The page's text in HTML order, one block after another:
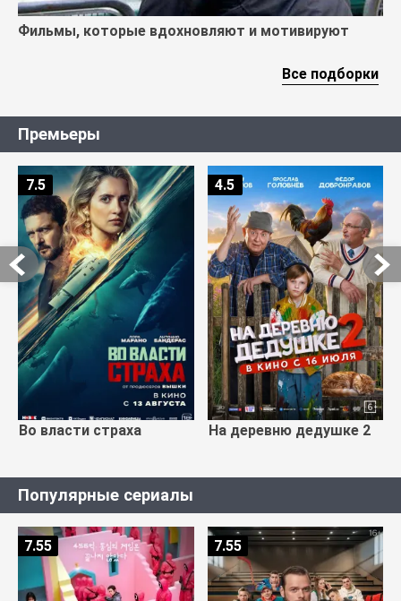
Фильмы, которые вдохновляют и мотивируют
Все подборки
Премьеры
Во власти страха
7.5
На деревню дедушке 2
4.5
Популярные сериалы
7.55 7.55